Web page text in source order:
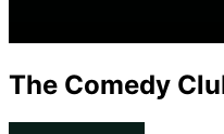
The Comedy